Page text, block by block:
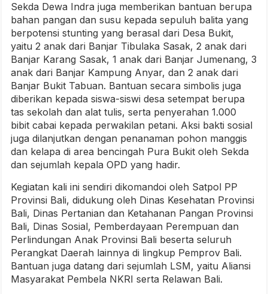
Sekda Dewa Indra juga memberikan bantuan berupa
bahan pangan dan susu kepada sepuluh balita yang
berpotensi stunting yang berasal dari Desa Bukit,
yaitu 2 anak dari Banjar Tibulaka Sasak, 2 anak dari
Banjar Karang Sasak, 1 anak dari Banjar Jumenang, 3
anak dari Banjar Kampung Anyar, dan 2 anak dari
Banjar Bukit Tabuan. Bantuan secara simbolis juga
diberikan kepada siswa-siswi desa setempat berupa
tas sekolah dan alat tulis, serta penyerahan 1.000
bibit cabai kepada perwakilan petani. Aksi bakti sosial
juga dilanjutkan dengan penanaman pohon manggis
dan kelapa di area bencingah Pura Bukit oleh Sekda
dan sejumlah kepala OPD yang hadir.
Kegiatan kali ini sendiri dikomandoi oleh Satpol PP
Provinsi Bali, didukung oleh Dinas Kesehatan Provinsi
Bali, Dinas Pertanian dan Ketahanan Pangan Provinsi
Bali, Dinas Sosial, Pemberdayaan Perempuan dan
Perlindungan Anak Provinsi Bali beserta seluruh
Perangkat Daerah lainnya di lingkup Pemprov Bali.
Bantuan juga datang dari sejumlah LSM, yaitu Aliansi
Masyarakat Pembela NKRI serta Relawan Bali.